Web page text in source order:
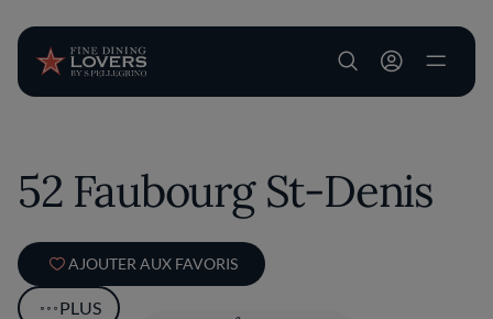
User account
52 Faubourg St-Denis
AJOUTER AUX FAVORIS
PLUS